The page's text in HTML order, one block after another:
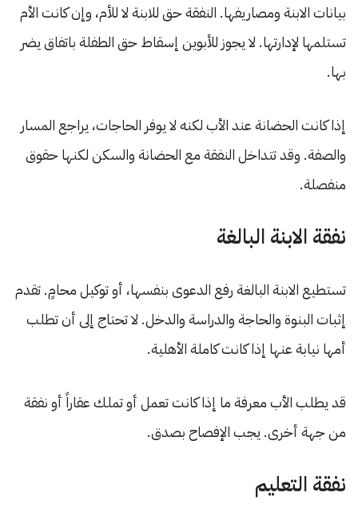
بيانات الابنة ومصاريفها. النفقة حق للابنة لا للأم، وإن كانت الأم
تستلمها لإدارتها. لا يجوز للأبوين إسقاط حق الطفلة باتفاق يضر
بها.
إذا كانت الحضانة عند الأب لكنه لا يوفر الحاجات، يراجع المسار
والصفة. وقد تتداخل النفقة مع الحضانة والسكن لكنها حقوق
منفصلة.
نفقة الابنة البالغة
تستطيع الابنة البالغة رفع الدعوى بنفسها، أو توكيل محامٍ. تقدم
إثبات البنوة والحاجة والدراسة والدخل. لا تحتاج إلى أن تطلب
أمها نيابة عنها إذا كانت كاملة الأهلية.
قد يطلب الأب معرفة ما إذا كانت تعمل أو تملك عقاراً أو نفقة
من جهة أخرى. يجب الإفصاح بصدق.
نفقة التعليم